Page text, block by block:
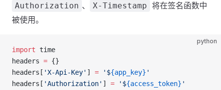
Authorization 、 X-Timestamp 将在签名函数中
被使用。
python
import time
headers = {}
headers[ 'X-Api-Key' ] = '${app_key} '
headers[ 'Authorization' ] = '${access_token} '